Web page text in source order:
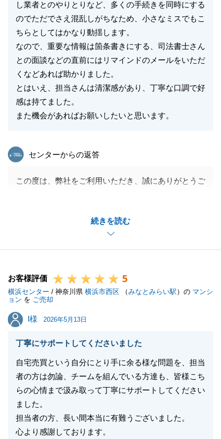
し業者とのやりとりなど、多くの手続きを同時にする
のでただでさえ混乱しがちなため、小さなミスでもこ
ちらとしてはかなり動揺します。
なので、重要な情報は箇条書きにする、司法書士さん
との面談などの直前にはリマインドのメールをいただ
くなどあれば助かりました。
とはいえ、担当さんは清潔感があり、丁寧な口調で好
感は持てました。
また機会があればお願いしたいと思います。
続きを読む
東急リバブル
センターからの返答
この度は、弊社をご利用いただき、誠にありがとうご
に精進してまいります。今後とも、末永いご愛顧の
程、宜しくお願いいたします。
閉じる
お客様評価 5
横浜センター / 神奈川県 横浜市西区 （みなとみらい駅）の マンシ
ョン を ご売却
I様
I様 2026年5月13日
丁寧にサポートしてくださいました
自宅売買という自分にとり手に余る様な問題を、担当
者の方は勿論、チームを組んでいる方達も、皆様こち
らの心情まで汲み取って丁寧にサポートしてください
ました。
担当者の方、長い間本当に有難うございました。
心より感謝しております。